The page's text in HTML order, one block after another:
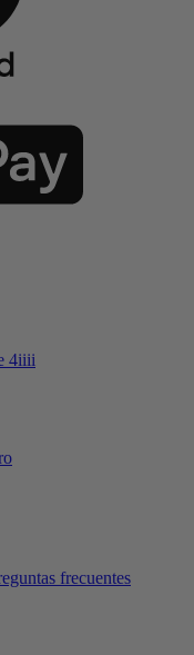
4iiii
frecuentes